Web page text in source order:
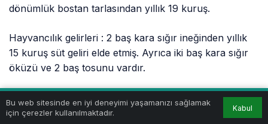
dönümlük bostan tarlasından yıllık 19 kuruş.
Hayvancılık gelirleri : 2 baş kara sığır ineğinden yıllık
15 kuruş süt geliri elde etmiş. Ayrıca iki baş kara sığır
öküzü ve 2 baş tosunu vardır.
Ödediği Vergi Miktarı : 266 kuruş.
Bu web sitesinde en iyi deneyimi yaşamanızı sağlamak
için çerezler kullanılmaktadır.
Kabul